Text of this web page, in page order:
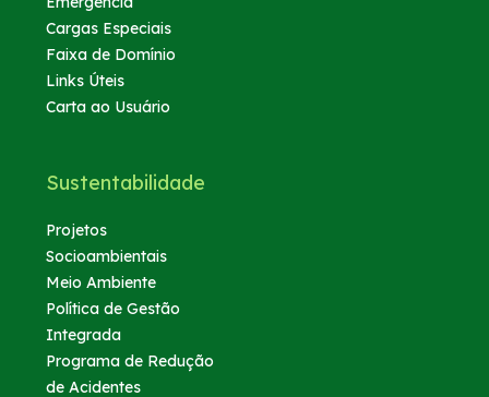
Cargas Especiais
Faixa de Domínio
Links Úteis
Carta ao Usuário
Sustentabilidade
Projetos
Socioambientais
Meio Ambiente
Política de Gestão
Integrada
Programa de Redução
de Acidentes